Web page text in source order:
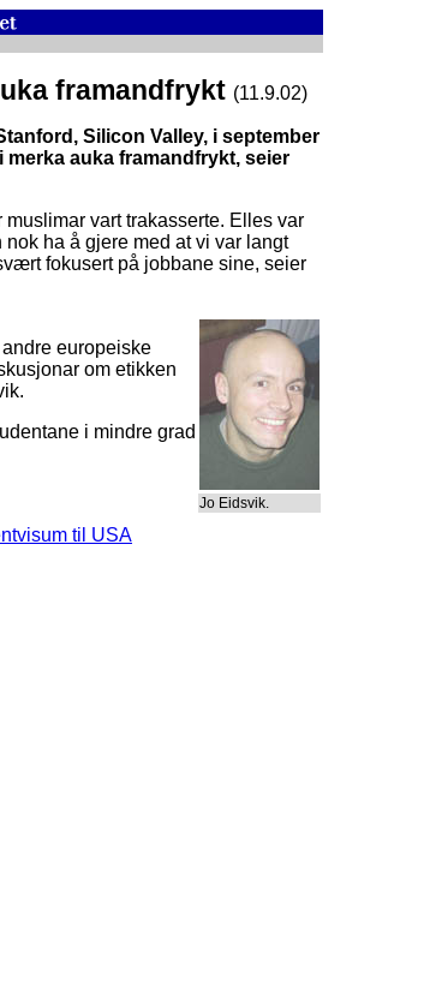
framandfrykt (11.9.02)
Silicon Valley, i september
merka auka framandfrykt, seier
vart trakasserte. Elles var
ha å gjere med at vi var langt
fokusert på jobbane sine, seier
Jo Eidsvik.
europeiske
om etikken
i mindre grad
til USA